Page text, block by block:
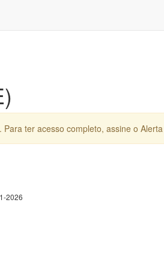
ter acesso completo, assine o
2026